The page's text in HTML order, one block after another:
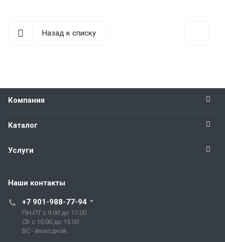
Назад к списку
Компания
Каталог
Услуги
Наши контакты
+7 901-988-77-94
ПН-ПТ с 9.00 до 17.00
СБ с 10.00 до 15.00
ВС - выходной.